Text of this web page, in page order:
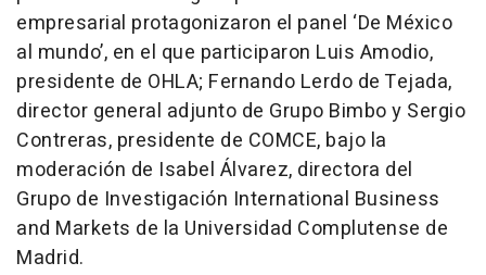
empresarial protagonizaron el panel ‘De México
al mundo’, en el que participaron Luis Amodio,
presidente de OHLA; Fernando Lerdo de Tejada,
director general adjunto de Grupo Bimbo y Sergio
Contreras, presidente de COMCE, bajo la
moderación de Isabel Álvarez, directora del
Grupo de Investigación International Business
and Markets de la Universidad Complutense de
Madrid.